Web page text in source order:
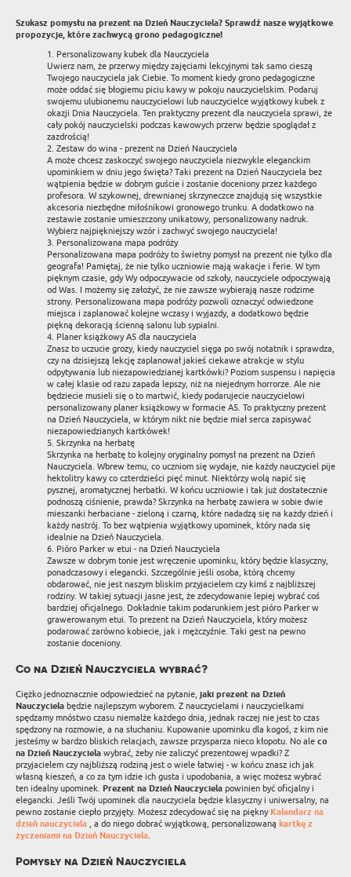
Szukasz pomysłu na prezent na Dzień Nauczyciela? Sprawdź nasze wyjątkowe
propozycje, które zachwycą grono pedagogiczne!
1. Personalizowany kubek dla Nauczyciela
Uwierz nam, że przerwy między zajęciami lekcyjnymi tak samo cieszą
Twojego nauczyciela jak Ciebie. To moment kiedy grono pedagogiczne
może oddać się błogiemu piciu kawy w pokoju nauczycielskim. Podaruj
swojemu ulubionemu nauczycielowi lub nauczycielce wyjątkowy kubek z
okazji Dnia Nauczyciela. Ten praktyczny prezent dla nauczyciela sprawi, że
cały pokój nauczycielski podczas kawowych przerw będzie spoglądał z
zazdrością!
2. Zestaw do wina - prezent na Dzień Nauczyciela
A może chcesz zaskoczyć swojego nauczyciela niezwykle eleganckim
upominkiem w dniu jego święta? Taki prezent na Dzień Nauczyciela bez
wątpienia będzie w dobrym guście i zostanie doceniony przez każdego
profesora. W szykownej, drewnianej skrzyneczce znajdują się wszystkie
akcesoria niezbędne miłośnikowi gronowego trunku. A dodatkowo na
zestawie zostanie umieszczony unikatowy, personalizowany nadruk.
Wybierz najpiękniejszy wzór i zachwyć swojego nauczyciela!
3. Personalizowana mapa podróży
Personalizowana mapa podróży to świetny pomysł na prezent nie tylko dla
geografa! Pamiętaj, że nie tylko uczniowie mają wakacje i ferie. W tym
pięknym czasie, gdy Wy odpoczywacie od szkoły, nauczyciele odpoczywają
od Was. I możemy się założyć, że nie zawsze wybierają nasze rodzime
strony. Personalizowana mapa podróży pozwoli oznaczyć odwiedzone
miejsca i zaplanować kolejne wczasy i wyjazdy, a dodatkowo będzie
piękną dekoracją ścienną salonu lub sypialni.
4. Planer książkowy A5 dla nauczyciela
Znasz to uczucie grozy, kiedy nauczyciel sięga po swój notatnik i sprawdza,
czy na dzisiejszą lekcję zaplanował jakieś ciekawe atrakcje w stylu
odpytywania lub niezapowiedzianej kartkówki? Poziom suspensu i napięcia
w całej klasie od razu zapada lepszy, niż na niejednym horrorze. Ale nie
będziecie musieli się o to martwić, kiedy podarujecie nauczycielowi
personalizowany planer książkowy w formacie A5. To praktyczny prezent
na Dzień Nauczyciela, w którym nikt nie będzie miał serca zapisywać
niezapowiedzianych kartkówek!
5. Skrzynka na herbatę
Skrzynka na herbatę to kolejny oryginalny pomysł na prezent na Dzień
Nauczyciela. Wbrew temu, co uczniom się wydaje, nie każdy nauczyciel pije
hektolitry kawy co czterdzieści pięć minut. Niektórzy wolą napić się
pysznej, aromatycznej herbatki. W końcu uczniowie i tak już dostatecznie
podnoszą ciśnienie, prawda? Skrzynka na herbatę zawiera w sobie dwie
mieszanki herbaciane - zieloną i czarną, które nadadzą się na każdy dzień i
każdy nastrój. To bez wątpienia wyjątkowy upominek, który nada się
idealnie na Dzień Nauczyciela.
6. Pióro Parker w etui - na Dzień Nauczyciela
Zawsze w dobrym tonie jest wręczenie upominku, który będzie klasyczny,
ponadczasowy i elegancki. Szczególnie jeśli osoba, którą chcemy
obdarować, nie jest naszym bliskim przyjacielem czy kimś z najbliższej
rodziny. W takiej sytuacji jasne jest, że zdecydowanie lepiej wybrać coś
bardziej oficjalnego. Dokładnie takim podarunkiem jest pióro Parker w
grawerowanym etui. To prezent na Dzień Nauczyciela, który możesz
podarować zarówno kobiecie, jak i mężczyźnie. Taki gest na pewno
zostanie doceniony.
Co na Dzień Nauczyciela wybrać?
Ciężko jednoznacznie odpowiedzieć na pytanie, jaki prezent na Dzień
Nauczyciela będzie najlepszym wyborem. Z nauczycielami i nauczycielkami
spędzamy mnóstwo czasu niemalże każdego dnia, jednak raczej nie jest to czas
spędzony na rozmowie, a na słuchaniu. Kupowanie upominku dla kogoś, z kim nie
jesteśmy w bardzo bliskich relacjach, zawsze przysparza nieco kłopotu. No ale co
na Dzień Nauczyciela wybrać, żeby nie zaliczyć prezentowej wpadki? Z
przyjacielem czy najbliższą rodziną jest o wiele łatwiej - w końcu znasz ich jak
własną kieszeń, a co za tym idzie ich gusta i upodobania, a więc możesz wybrać
ten idealny upominek. Prezent na Dzień Nauczyciela powinien być oficjalny i
elegancki. Jeśli Twój upominek dla nauczyciela będzie klasyczny i uniwersalny, na
pewno zostanie ciepło przyjęty. Możesz zdecydować się na piękny Kalendarz na
dzień nauczyciela , a do niego dobrać wyjątkową, personalizowaną kartkę z
życzeniami na Dzień Nauczyciela.
Pomysły na Dzień Nauczyciela